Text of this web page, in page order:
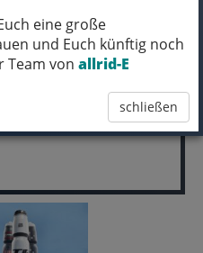
eine große
und Euch künftig noch
Team von allrid-E
schließen